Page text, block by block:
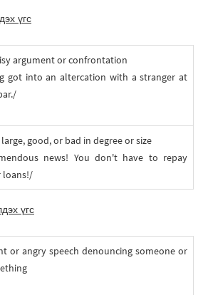
үгc
argument or confrontation
got into an altercation with a stranger at
good, or bad in degree or size
news! You don't have to repay
loans!/
үгc
or angry speech denouncing someone or